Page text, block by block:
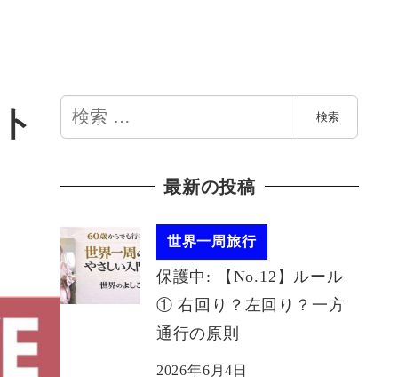
検
索
検索
最新の投稿
世界一周旅行
保護中: 【No.12】ルール
① 右回り？左回り？一方
通行の原則
2026年6月4日